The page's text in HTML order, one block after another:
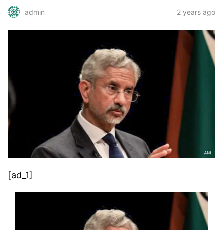
admin 2 years ago
[ad_1]